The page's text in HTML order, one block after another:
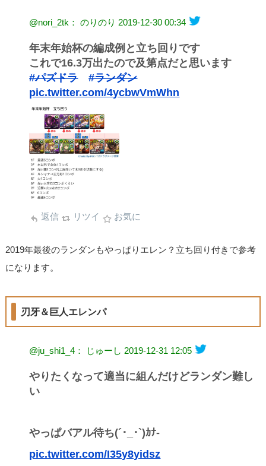
@nori_2tk： のりのり 2019-12-30 00:34
年末年始杯の編成例と立ち回りです
これで16.3万出たので及第点だと思います
#パズドラ
#ランダン
pic.twitter.com/4ycbwVmWhn
返信 リツイ お気に
2019年最後のランダンもやっぱりエレン？立ち回り付きで参考
になります。
刃牙＆巨人エレンパ
@ju_shi1_4： じゅーし 2019-12-31 12:05
やりたくなって適当に組んだけどランダン難し
い
やっぱバアル待ち(´･_･`)ｶﾅ-
pic.twitter.com/I35y8yidsz